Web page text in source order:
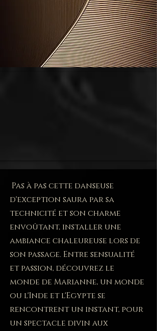
Pas à pas cette danseuse
d'exception saura par sa
technicité et son charme
envoûtant, installer une
ambiance chaleureuse lors de
son passage. Entre sensualité
et passion, découvrez le
monde de Marianne, un monde
ou l'Inde et l'Egypte se
rencontrent un instant, pour
un spectacle divin aux